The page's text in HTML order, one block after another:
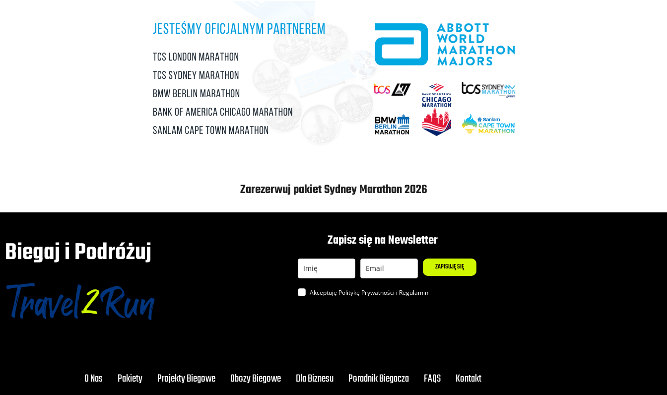
Zarezerwuj pakiet Sydney Marathon 2026
Biegaj i Podróżuj Zapisz się na Newsletter
ZAPISUJĘ SIĘ
Akceptuję Politykę Prywatności i Regulamin
O Nas Pakiety Projekty Biegowe Obozy Biegowe Dla Biznesu Poradnik Biegacza FAQS Kontakt